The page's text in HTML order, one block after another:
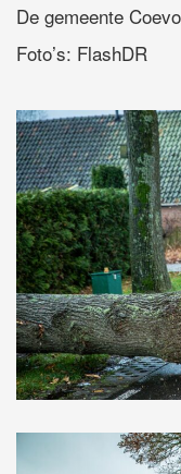
De gemeente
Foto’s: FlashDR